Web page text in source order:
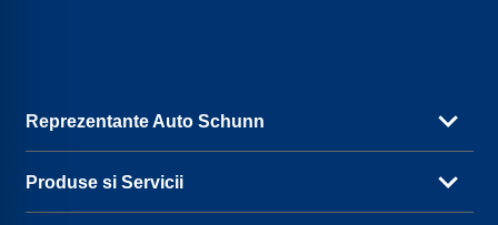
Reprezentante Auto Schunn
Produse si Servicii